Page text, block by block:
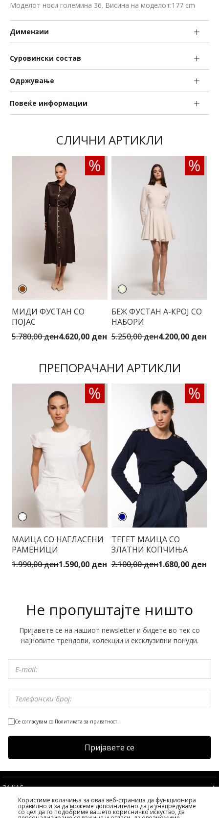
Моделот носи големина 36. Висина на моделот:177 cm
Димензии
Суровински состав
Одржување
Повеќе информации
СЛИЧНИ АРТИКЛИ
МИДИ ФУСТАН СО
ПОЈАС
5.780,00 ден4.620,00 ден
БЕЖ ФУСТАН А-КРОЈ СО
НАБОРИ
5.250,00 ден4.200,00 ден
ПРЕПОРАЧАНИ АРТИКЛИ
МАИЦА СО НАГЛАСЕНИ
РАМЕНИЦИ
1.990,00 ден1.590,00 ден
ТЕГЕТ МАИЦА СО
ЗЛАТНИ КОПЧИЊА
2.100,00 ден1.680,00 ден
Не пропуштајте ништо
Пријавете се на нашиот newsletter и бидете во тек со
најновите трендови, колекции и ексклузивни понуди.
Се согласувам со Политиката за приватност.
Пријавете се
ЗА НАС
УСЛОВИ
УСЛУГИ НА КЛИЕНТИТЕ
Користиме колачиња за оваа веб-страница да функционира
правилно и за да можеме дополнително да ја унапредуваме
со цел да го подобриме вашето корисничко искуство, да